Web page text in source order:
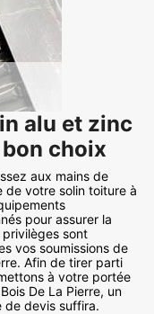
alu et zinc
bon choix
aux mains de
de votre solin toiture à
pour assurer la
sont
vos soumissions de
Afin de tirer parti
à votre portée
De La Pierre, un
de devis suffira.